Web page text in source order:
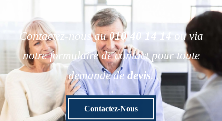
Contactez-nous au010 40 14 14
ou via
notre formulaire de contact pour toute
demande de devis.
Contactez-Nous